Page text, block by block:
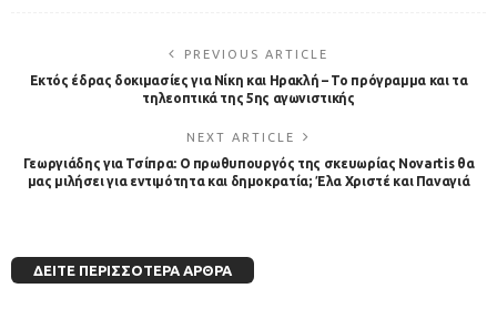
PREVIOUS ARTICLE
Εκτός έδρας δοκιμασίες για Νίκη και Ηρακλή – To πρόγραμμα και τα
τηλεοπτικά της 5ης αγωνιστικής
NEXT ARTICLE
Γεωργιάδης για Τσίπρα: Ο πρωθυπουργός της σκευωρίας Novartis θα
μας μιλήσει για εντιμότητα και δημοκρατία; Έλα Χριστέ και Παναγιά
ΔΕΊΤΕ ΠΕΡΙΣΣΌΤΕΡΑ ΆΡΘΡΑ